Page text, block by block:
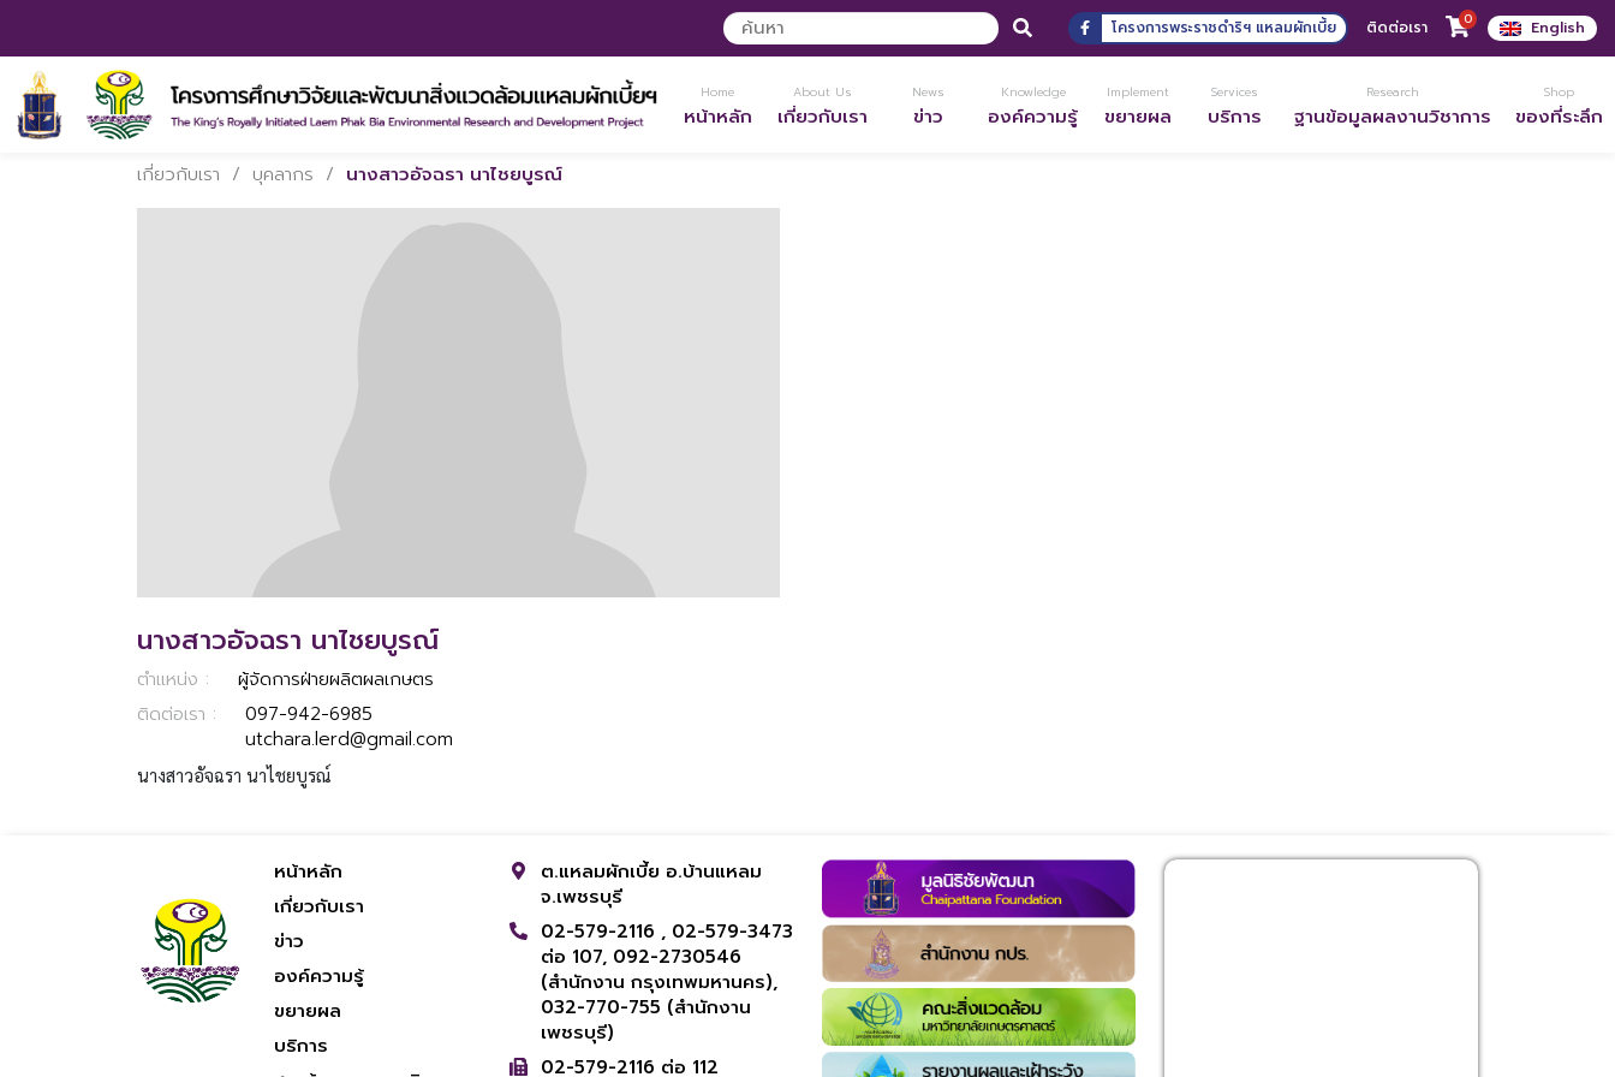
โครงการพระราชดำริฯ แหลมผักเบี้ย ติดต่อเรา 0 English
Home
หน้าหลัก
About Us
เกี่ยวกับเรา
News
ข่าว
Knowledge
องค์ความรู้
Implement
ขยายผล
Services
บริการ
Research
ฐานข้อมูลผลงานวิชาการ
Shop
ของที่ระลึก
เกี่ยวกับเรา / บุคลากร / นางสาวอัจฉรา นาไชยบูรณ์
นางสาวอัจฉรา นาไชยบูรณ์
ตำแหน่ง :
ผู้จัดการฝ่ายผลิตผลเกษตร
ติดต่อเรา :
097-942-6985
utchara.lerd@gmail.com
นางสาวอัจฉรา นาไชยบูรณ์
หน้าหลัก
เกี่ยวกับเรา
ข่าว
องค์ความรู้
ขยายผล
บริการ
ต.แหลมผักเบี้ย อ.บ้านแหลม
จ.เพชรบุรี
02-579-2116 , 02-579-3473
ต่อ 107, 092-2730546
(สำนักงาน กรุงเทพมหานคร),
032-770-755 (สำนักงาน
เพชรบุรี)
02-579-2116 ต่อ 112